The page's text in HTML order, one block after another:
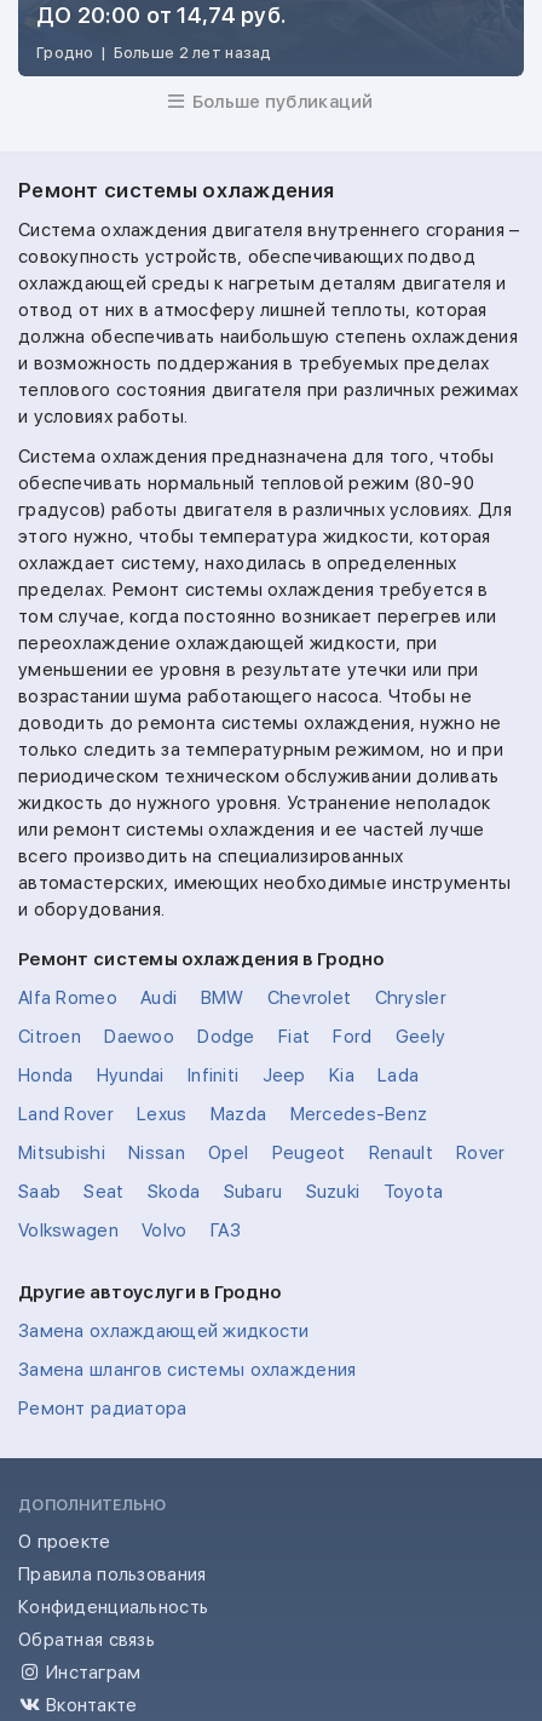
ДО 20:00 от 14,74 руб.
Гродно | Больше 2 лет назад
Больше публикаций
Ремонт системы охлаждения
Система охлаждения двигателя внутреннего сгорания –
совокупность устройств, обеспечивающих подвод
охлаждающей среды к нагретым деталям двигателя и
отвод от них в атмосферу лишней теплоты, которая
должна обеспечивать наибольшую степень охлаждения
и возможность поддержания в требуемых пределах
теплового состояния двигателя при различных режимах
и условиях работы.
Система охлаждения предназначена для того, чтобы
обеспечивать нормальный тепловой режим (80-90
градусов) работы двигателя в различных условиях. Для
этого нужно, чтобы температура жидкости, которая
охлаждает систему, находилась в определенных
пределах. Ремонт системы охлаждения требуется в
том случае, когда постоянно возникает перегрев или
переохлаждение охлаждающей жидкости, при
уменьшении ее уровня в результате утечки или при
возрастании шума работающего насоса. Чтобы не
доводить до ремонта системы охлаждения, нужно не
только следить за температурным режимом, но и при
периодическом техническом обслуживании доливать
жидкость до нужного уровня. Устранение неполадок
или ремонт системы охлаждения и ее частей лучше
всего производить на специализированных
автомастерских, имеющих необходимые инструменты
и оборудования.
Ремонт системы охлаждения в Гродно
Alfa Romeo
Audi BMW Chevrolet
Chrysler
Citroen
Daewoo Dodge Fiat Ford
Geely
Honda
Hyundai Infiniti Jeep Kia
Lada
Land Rover
Lexus Mazda
Mercedes-Benz
Mitsubishi
Nissan Opel Peugeot Renault
Rover
Saab
Seat Skoda Subaru Suzuki
Toyota
Volkswagen
Volvo ГАЗ
Другие автоуслуги в Гродно
Замена охлаждающей жидкости
Замена шлангов системы охлаждения
Ремонт радиатора
ДОПОЛНИТЕЛЬНО
О проекте
Правила пользования
Конфиденциальность
Обратная связь
Инстаграм
Вконтакте